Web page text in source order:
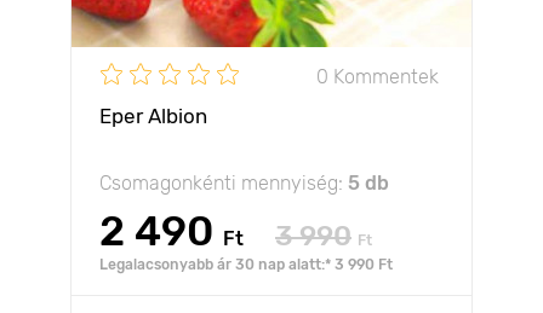
0 Kommentek
Eper Albion
Csomagonkénti mennyiség: 5 db
2 490 Ft 3 990 Ft
Legalacsonyabb ár 30 nap alatt:* 3 990 Ft